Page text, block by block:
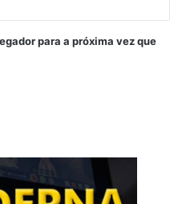
para a próxima vez que